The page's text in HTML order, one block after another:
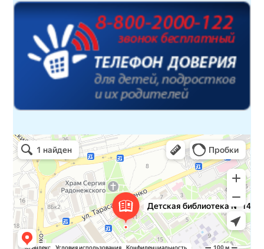
Детская библиотека № 14 Дружбы народов
Библиотека в Севастополе